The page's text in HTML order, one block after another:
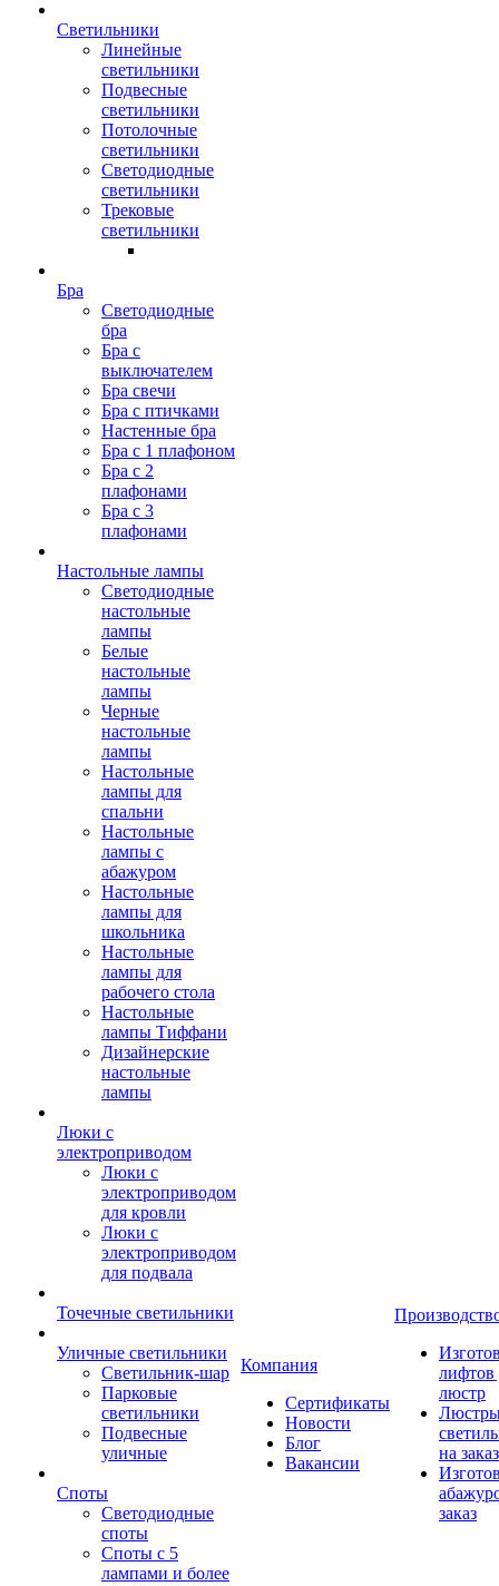
Светильники
Линейные
светильники
Подвесные
светильники
Потолочные
светильники
Светодиодные
светильники
Трековые
светильники
Бра
Светодиодные
бра
Бра с
выключателем
Бра свечи
Бра с птичками
Настенные бра
Бра с 1 плафоном
Бра с 2
плафонами
Бра с 3
плафонами
Настольные лампы
Светодиодные
настольные
лампы
Белые
настольные
лампы
Черные
настольные
лампы
Настольные
лампы для
спальни
Настольные
лампы с
абажуром
Настольные
лампы для
школьника
Настольные
лампы для
рабочего стола
Настольные
лампы Тиффани
Дизайнерские
настольные
лампы
Люки с
электроприводом
Люки с
электроприводом
для кровли
Люки с
электроприводом
для подвала
Точечные светильники
Уличные светильники
Светильник-шар
Парковые
светильники
Подвесные
уличные
Споты
Светодиодные
споты
Споты с 5
лампами и более
Компания
Сертификаты
Новости
Блог
Вакансии
лифтов
люстр
на заказ
заказ